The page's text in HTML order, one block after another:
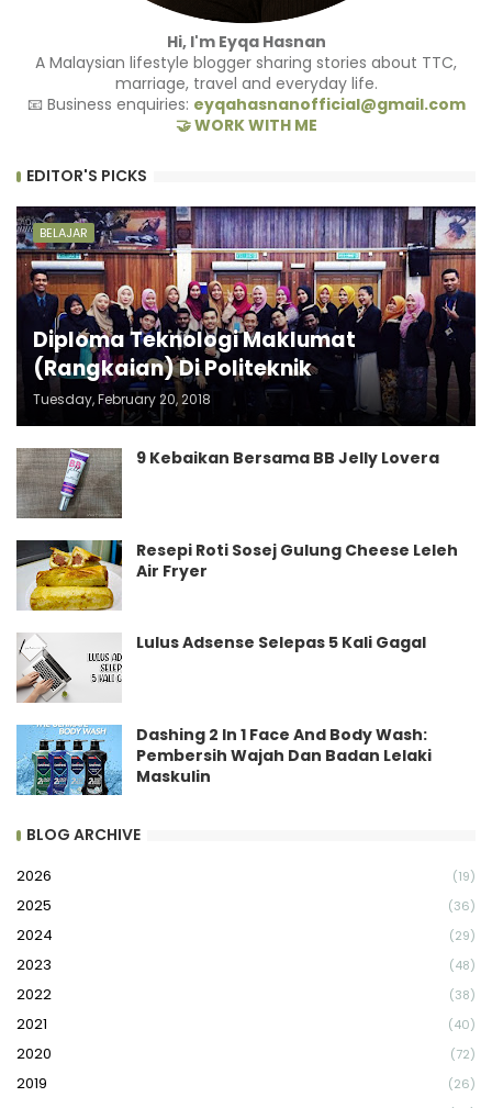
Hi, I'm Eyqa Hasnan
A Malaysian lifestyle blogger sharing stories about TTC,
marriage, travel and everyday life.
📧 Business enquiries: eyqahasnanofficial@gmail.com
🤝 WORK WITH ME
EDITOR'S PICKS
BELAJAR
Diploma Teknologi Maklumat
(Rangkaian) Di Politeknik
Tuesday, February 20, 2018
9 Kebaikan Bersama BB Jelly Lovera
Resepi Roti Sosej Gulung Cheese Leleh
Air Fryer
Lulus Adsense Selepas 5 Kali Gagal
Dashing 2 In 1 Face And Body Wash:
Pembersih Wajah Dan Badan Lelaki
Maskulin
BLOG ARCHIVE
2026 (19)
2025 (36)
2024 (29)
2023 (48)
2022 (38)
2021 (40)
2020 (72)
2019 (26)